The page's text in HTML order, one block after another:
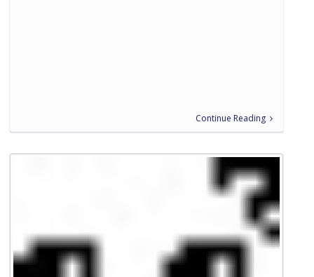
Continue Reading